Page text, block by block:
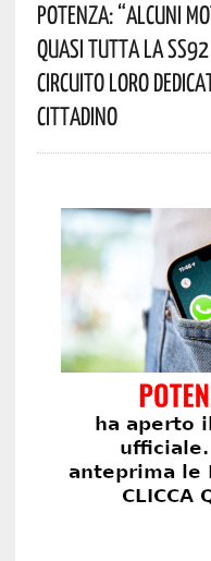
Potenza: “alcuni
Quasi Tutta La SS92
Circuito Loro
Cittadino